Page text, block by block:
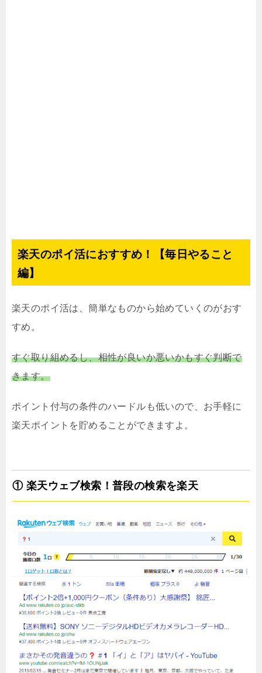
楽天のポイ活におすすめ！【毎日やること
編】
楽天のポイ活は、簡単なものから始めていくのがおす
すめ。
すぐ取り組めるし、相性が良いか悪いかもすぐ判断で
きます。
ポイント付与の条件のハードルも低いので、お手軽に
楽天ポイントを貯めることができますよ。
① 楽天ウェブ検索！普段の検索を楽天